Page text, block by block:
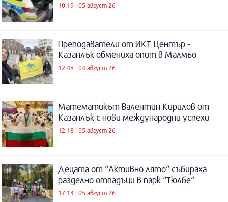
10:19 | 05 август 26
Преподаватели от ИКТ Център -
Казанлък обмениха опит в Малмьо
12:48 | 04 август 26
Математикът Валентин Кирилов от
Казанлък с нови международни успехи
12:18 | 05 август 26
Децата от “Активно лято“ събираха
разделно отпадъци в парк “Тюлбе“
17:14 | 05 август 26